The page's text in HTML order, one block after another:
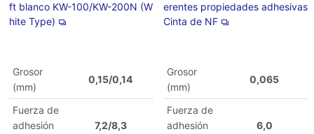
ft blanco KW-100/KW-200N (W
hite Type)
Grosor
(mm)
0,15/0,14
Fuerza de
adhesión
7,2/8,3
erentes propiedades adhesivas
Cinta de NF
Grosor
(mm)
0,065
Fuerza de
adhesión
6,0